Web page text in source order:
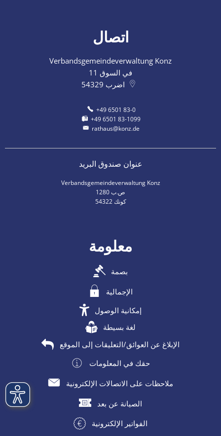
اتصال
Verbandsgemeindeverwaltung Konz
في السوق 11
54329 اضرب
+49 6501 83-0
+49 6501 83-1099
rathaus@konz.de
عنوان صندوق البريد
Verbandsgemeindeverwaltung Konz
ص.ب 1280
54322 كونك
معلومة
بصمة
الإجمالية
إمكانية الوصول
لغة بسيطة
الإبلاغ عن العوائق/التعليقات إلى الموقع
حقك في المعلومات
ملاحظات على الاتصالات الإلكترونية
الصيانة عن بعد
الفواتير الإلكترونية